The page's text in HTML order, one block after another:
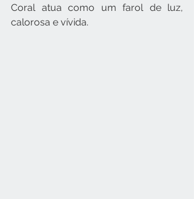
Coral atua como um farol de luz,
calorosa e vívida.